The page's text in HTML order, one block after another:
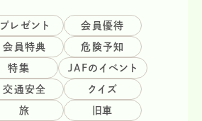
プレゼント 会員優待
会員特典 危険予知
特集 JAFのイベント
交通安全 クイズ
旅 旧車